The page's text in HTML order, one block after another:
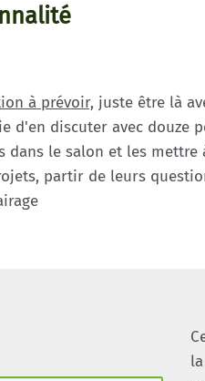
à prévoir, juste être là
d'en discuter avec douze
dans le salon et les mettre
partir de leurs